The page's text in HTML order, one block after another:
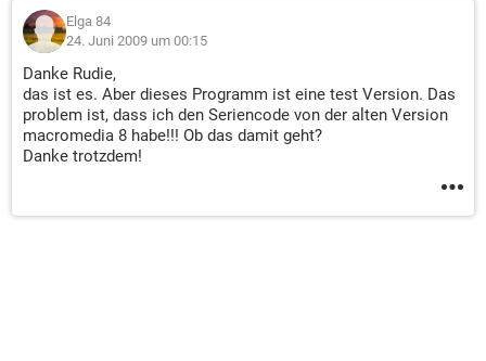
Elga 84
24. Juni 2009 um 00:15
Danke Rudie,
das ist es. Aber dieses Programm ist eine test Version. Das
problem ist, dass ich den Seriencode von der alten Version
macromedia 8 habe!!! Ob das damit geht?
Danke trotzdem!